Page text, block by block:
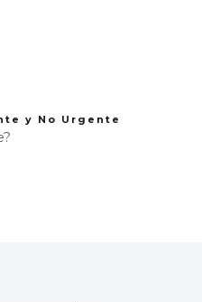
y No Urgente